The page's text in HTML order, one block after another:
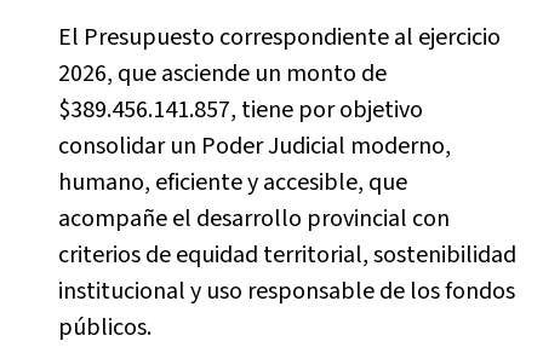
El Presupuesto correspondiente al ejercicio
2026, que asciende un monto de
$389.456.141.857, tiene por objetivo
consolidar un Poder Judicial moderno,
humano, eficiente y accesible, que
acompañe el desarrollo provincial con
criterios de equidad territorial, sostenibilidad
institucional y uso responsable de los fondos
públicos.